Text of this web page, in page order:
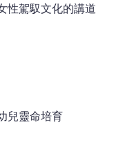
性駕馭文化的講道
兒靈命培育